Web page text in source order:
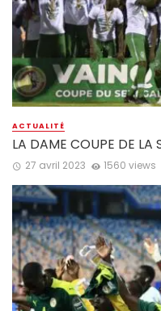
ACTUALITÉ
LA DAME COUPE DE LA
27 avril 2023 1560 views